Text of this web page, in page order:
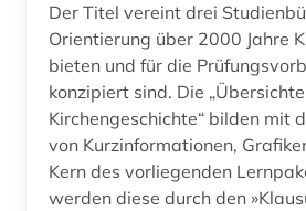
Der Titel vereint drei
Orientierung über 2000 Jahre
bieten und für die
konzipiert sind. Die
Kirchengeschichte“ bilden mit
von Kurzinformationen,
Kern des vorliegenden
werden diese durch den